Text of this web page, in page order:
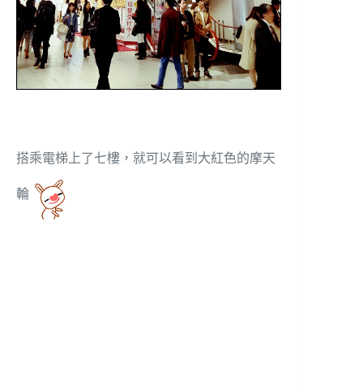
搭乘電梯上了七樓，就可以看到大紅色的摩天
輪